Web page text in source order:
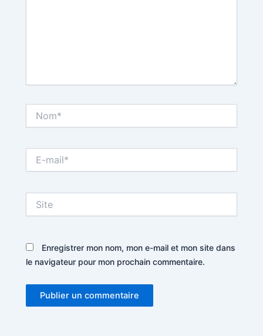
mail*
Enregistrer mon nom, mon e-mail et mon site dans
le navigateur pour mon prochain commentaire.